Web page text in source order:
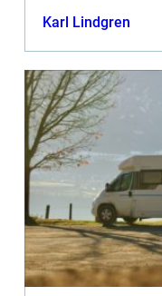
Karl Lindgren